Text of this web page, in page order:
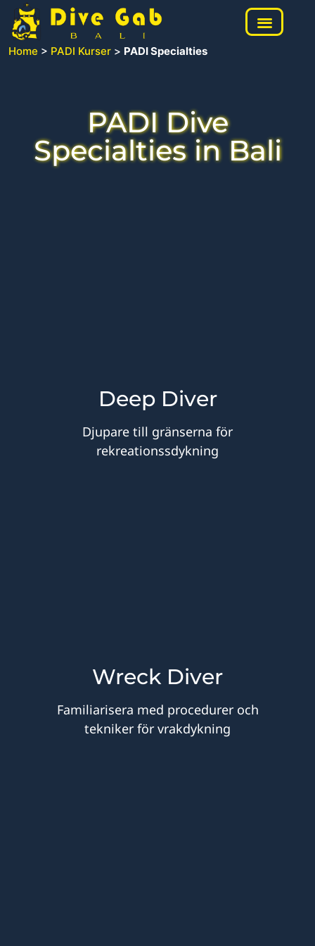
Home > PADI Kurser > PADI Specialties
PADI Dive
Specialties in Bali
Deep Diver
Djupare till gränserna för
rekreationssdykning
Wreck Diver
Familiarisera med procedurer och
tekniker för vrakdykning